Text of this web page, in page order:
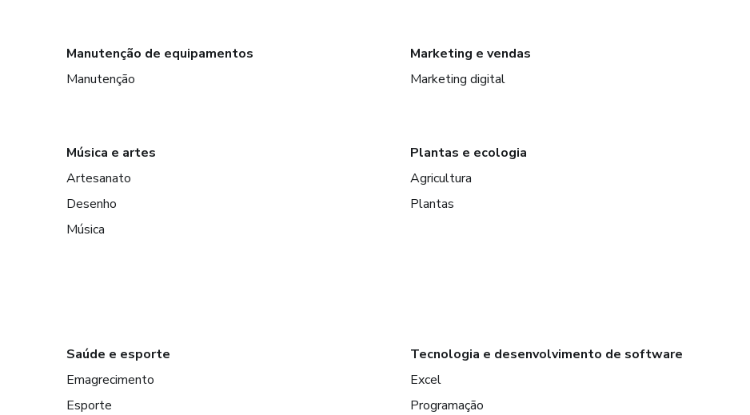
Manutenção de equipamentos
Manutenção
Marketing e vendas
Marketing digital
Música e artes
Artesanato
Desenho
Música
Plantas e ecologia
Agricultura
Plantas
Saúde e esporte
Emagrecimento
Esporte
Tecnologia e desenvolvimento de software
Excel
Programação